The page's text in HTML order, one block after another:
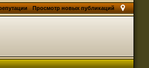
Просмотр новых публикаций